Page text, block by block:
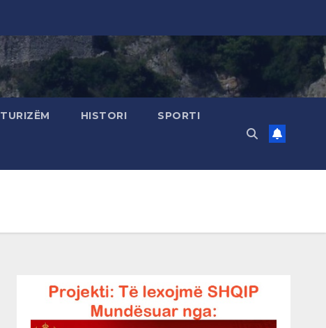
TURIZËM HISTORI SPORTI